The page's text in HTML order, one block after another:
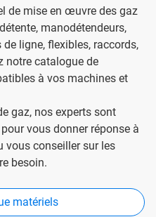
de mise en œuvre des gaz
manodétendeurs,
ligne, flexibles, raccords,
notre catalogue de
à vos machines et
gaz, nos experts sont
vous donner réponse à
vous conseiller sur les
besoin.
matériels